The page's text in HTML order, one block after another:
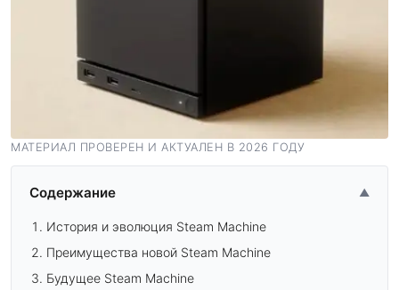
МАТЕРИАЛ ПРОВЕРЕН И АКТУАЛЕН В 2026 ГОДУ
Содержание ▲
История и эволюция Steam Machine
Преимущества новой Steam Machine
Будущее Steam Machine